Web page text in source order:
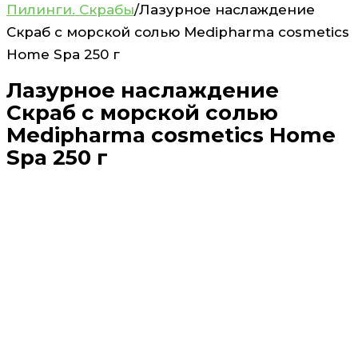
Пилинги. Скрабы/Лазурное наслаждение
Скраб с морской солью Medipharma cosmetics
Home Spa 250 г
Лазурное наслаждение
Скраб с морской солью
Medipharma cosmetics Home
Spa 250 г